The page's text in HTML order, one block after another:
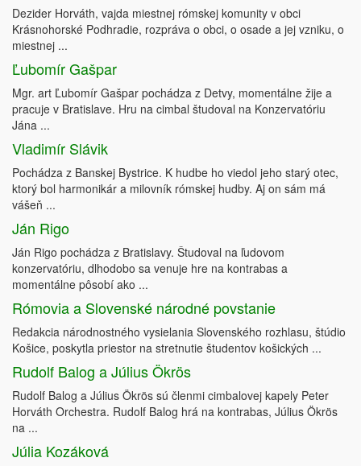
Dezider Horváth, vajda miestnej rómskej komunity v obci
Krásnohorské Podhradie, rozpráva o obci, o osade a jej vzniku, o
miestnej ...
Ľubomír Gašpar
Mgr. art Ľubomír Gašpar pochádza z Detvy, momentálne žije a
pracuje v Bratislave. Hru na cimbal študoval na Konzervatóriu
Jána ...
Vladimír Slávik
Pochádza z Banskej Bystrice. K hudbe ho viedol jeho starý otec,
ktorý bol harmonikár a milovník rómskej hudby. Aj on sám má
vášeň ...
Ján Rigo
Ján Rigo pochádza z Bratislavy. Študoval na ľudovom
konzervatóriu, dlhodobo sa venuje hre na kontrabas a
momentálne pôsobí ako ...
Rómovia a Slovenské národné povstanie
Redakcia národnostného vysielania Slovenského rozhlasu, štúdio
Košice, poskytla priestor na stretnutie študentov košických ...
Rudolf Balog a Július Ökrös
Rudolf Balog a Július Ökrös sú členmi cimbalovej kapely Peter
Horváth Orchestra. Rudolf Balog hrá na kontrabas, Július Ökrös
na ...
Júlia Kozáková